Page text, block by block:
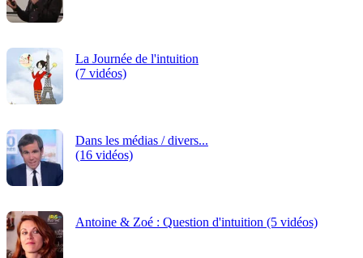
La Journée de l'intuition
(7 vidéos)
Dans les médias / divers...
(16 vidéos)
Antoine & Zoé : Question d'intuition (5 vidéos)